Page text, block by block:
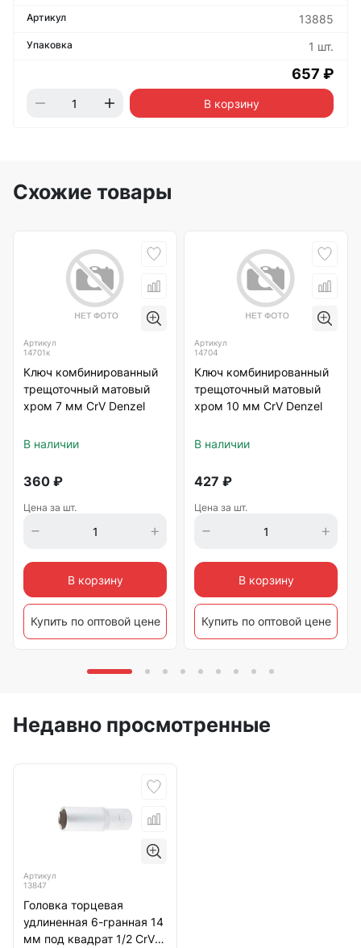
13885
1 шт.
657 ₽
В корзину
Схожие товары
Артикул
14701к
Ключ комбинированный
трещоточный матовый
хром 7 мм CrV Denzel
В наличии
360 ₽
Цена за шт.
В корзину
Купить по оптовой цене
Артикул
14704
Ключ комбинированный
трещоточный матовый
хром 10 мм CrV Denzel
В наличии
427 ₽
Цена за шт.
В корзину
Купить по оптовой цене
Недавно просмотренные
Артикул
13847
Головка торцевая
удлиненная 6-гранная 14
мм под квадрат 1/2 CrV